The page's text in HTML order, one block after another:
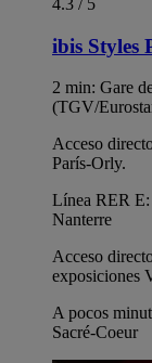
ibis Styles
2 min: Gare
(TGV/
Acceso
París-Orly.
Línea RER E:
Nanterre
Acceso
exposiciones
A pocos
Sacré-Coeur